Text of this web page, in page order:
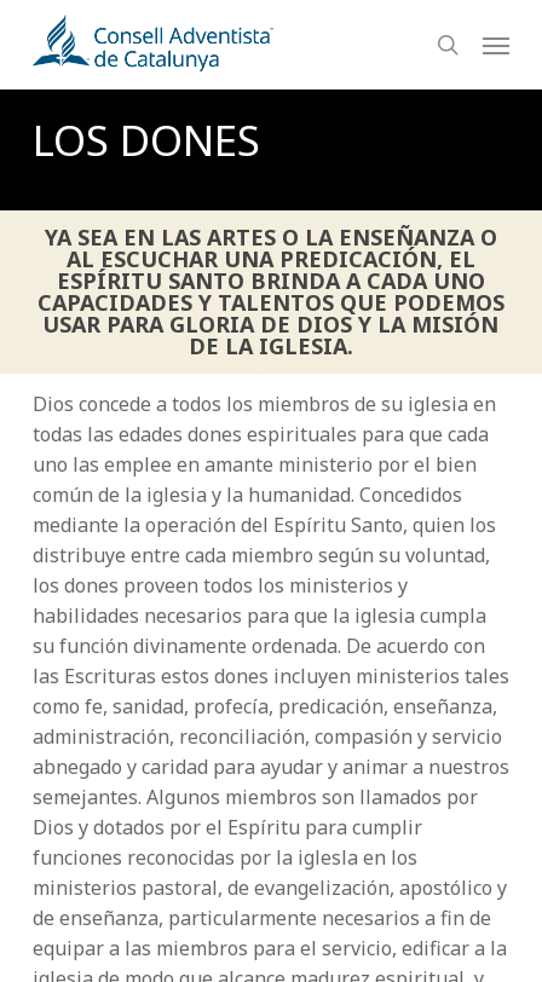
main
search
Menu
LOS DONES
YA SEA EN LAS ARTES O LA ENSEÑANZA O
AL ESCUCHAR UNA PREDICACIÓN, EL
ESPÍRITU SANTO BRINDA A CADA UNO
CAPACIDADES Y TALENTOS QUE PODEMOS
USAR PARA GLORIA DE DIOS Y LA MISIÓN
DE LA IGLESIA.
Dios concede a todos los miembros de su iglesia en
todas las edades dones espirituales para que cada
uno las emplee en amante ministerio por el bien
común de la iglesia y la humanidad. Concedidos
mediante la operación del Espíritu Santo, quien los
distribuye entre cada miembro según su voluntad,
los dones proveen todos los ministerios y
habilidades necesarios para que la iglesia cumpla
su función divinamente ordenada. De acuerdo con
las Escrituras estos dones incluyen ministerios tales
como fe, sanidad, profecía, predicación, enseñanza,
administración, reconciliación, compasión y servicio
abnegado y caridad para ayudar y animar a nuestros
semejantes. Algunos miembros son llamados por
Dios y dotados por el Espíritu para cumplir
funciones reconocidas por la iglesla en los
ministerios pastoral, de evangelización, apostólico y
de enseñanza, particularmente necesarios a fin de
equipar a las miembros para el servicio, edificar a la